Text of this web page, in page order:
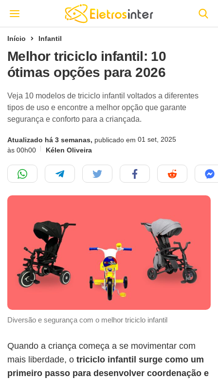
Início Infantil
Melhor triciclo infantil: 10
ótimas opções para 2026
Veja 10 modelos de triciclo infantil voltados a diferentes
tipos de uso e encontre a melhor opção que garante
segurança e conforto para a criançada.
Atualizado há 3 semanas, publicado em 01 set, 2025
às 00h00
Kélen Oliveira
Diversão e segurança com o melhor triciclo infantil
Quando a criança começa a se movimentar com
mais liberdade, o triciclo infantil surge como um
primeiro passo para desenvolver coordenação e